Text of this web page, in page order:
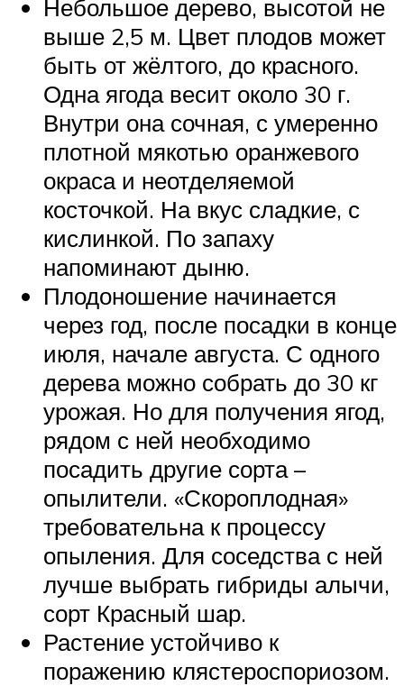
Небольшое дерево, высотой не
выше 2,5 м. Цвет плодов может
быть от жёлтого, до красного.
Одна ягода весит около 30 г.
Внутри она сочная, с умеренно
плотной мякотью оранжевого
окраса и неотделяемой
косточкой. На вкус сладкие, с
кислинкой. По запаху
напоминают дыню.
Плодоношение начинается
через год, после посадки в конце
июля, начале августа. С одного
дерева можно собрать до 30 кг
урожая. Но для получения ягод,
рядом с ней необходимо
посадить другие сорта –
опылители. «Скороплодная»
требовательна к процессу
опыления. Для соседства с ней
лучше выбрать гибриды алычи,
сорт Красный шар.
Растение устойчиво к
поражению клястероспориозом.